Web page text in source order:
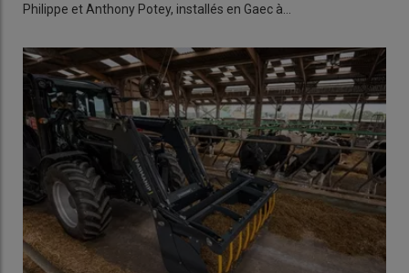
Philippe et Anthony Potey, installés en Gaec à…